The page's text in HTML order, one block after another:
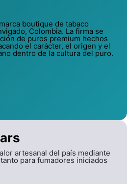
artesanal del país mediante
para fumadores iniciados
boutique de tabaco
Colombia. La firma se
de puros premium hechos
el carácter, el origen y el
dentro de la cultura del puro.